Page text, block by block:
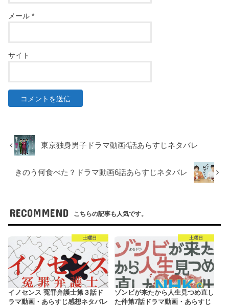
メール*
サイト
東京独身男子ドラマ動画4話あらすじネタバレ
きのう何食べた？ドラマ動画6話あらすじネタバレ
RECOMMEND こちらの記事も人気です。
土曜日
イノセンス 冤罪弁護士第３話ド
ラマ動画・あらすじ感想ネタバレ
土曜日
ゾンビが来たから人生見つめ直し
た件第7話ドラマ動画・あらすじ